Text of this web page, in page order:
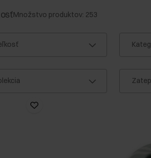
Množstvo produktov: 253